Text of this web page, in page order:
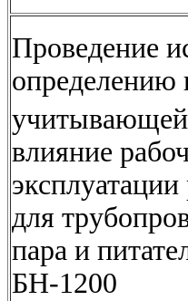
Проведение
определению
учитывающей
влияние
для
пара и
БН-1200